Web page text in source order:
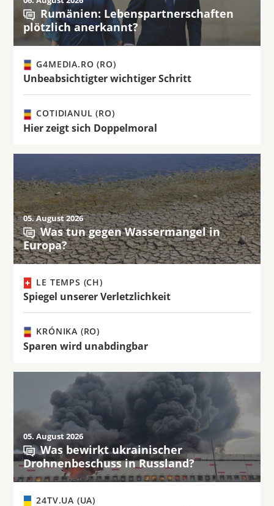
Rumänien: Lebenspartnerschaften
plötzlich anerkannt?
G4MEDIA.RO (RO)
Unbeabsichtigter wichtiger Schritt
COTIDIANUL (RO)
Hier zeigt sich Doppelmoral
05. August 2026
Was tun gegen Wassermangel in
Europa?
LE TEMPS (CH)
Spiegel unserer Verletzlichkeit
KRÓNIKA (RO)
Sparen wird unabdingbar
05. August 2026
Was bewirkt ukrainischer
Drohnenbeschuss in Russland?
24TV.UA (UA)